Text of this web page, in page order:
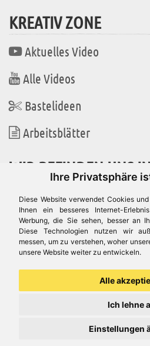
Ihre Privatsphäre
Diese Website verwendet Cookies
Ihnen ein besseres Internet-
Werbung, die Sie sehen, besser an
Diese Technologien nutzen wir
messen, um zu verstehen, woher
unsere Website weiter zu entwickeln.
Alle
Ich lehne
Einstellungen
KREATIV ZONE
Aktuelles Video
Alle Videos
Bastelideen
Arbeitsblätter
WIR BEFINDEN UNS IN
Es gibt uns auch in
© Aduis 1996 -